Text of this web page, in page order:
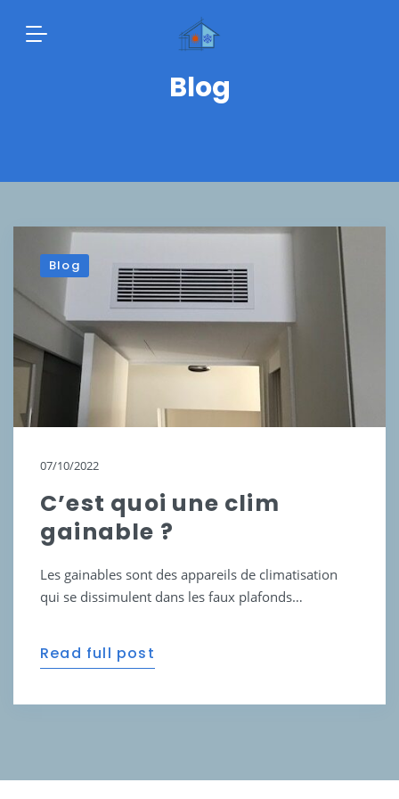
Blog
Blog
07/10/2022
C’est quoi une clim
gainable ?
Les gainables sont des appareils de climatisation
qui se dissimulent dans les faux plafonds…
Read full post